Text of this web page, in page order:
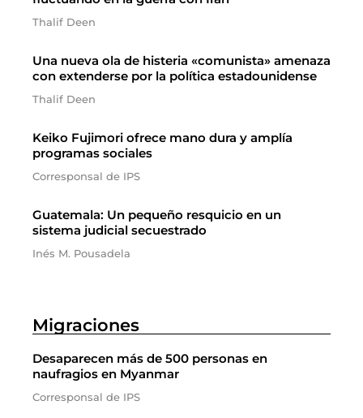
Thalif Deen
Una nueva ola de histeria «comunista» amenaza
con extenderse por la política estadounidense
Thalif Deen
Keiko Fujimori ofrece mano dura y amplía
programas sociales
Corresponsal de IPS
Guatemala: Un pequeño resquicio en un
sistema judicial secuestrado
Inés M. Pousadela
Migraciones
Desaparecen más de 500 personas en
naufragios en Myanmar
Corresponsal de IPS